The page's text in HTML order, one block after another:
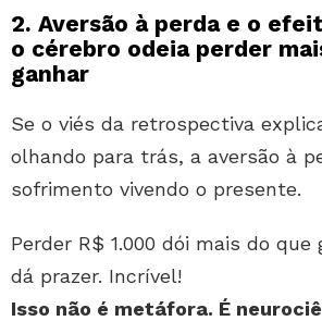
2. Aversão à perda e o
o cérebro odeia perder
ganhar
Se o viés da retrospectiva
olhando para trás, a aversão à
sofrimento vivendo o presente.
Perder R$ 1.000 dói mais do que
dá prazer. Incrível!
Isso não é metáfora. É